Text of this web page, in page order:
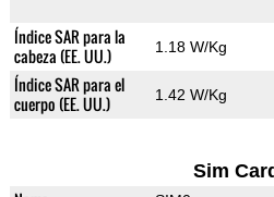
Índice SAR para la
cabeza (EE. UU.)
1.18 W/Kg
Índice SAR para el
cuerpo (EE. UU.)
1.42 W/Kg
Sim